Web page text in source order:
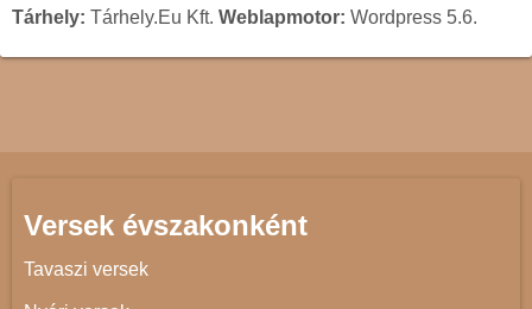
Tárhely: Tárhely.Eu Kft. Weblapmotor: Wordpress 5.6.
Versek évszakonként
Tavaszi versek